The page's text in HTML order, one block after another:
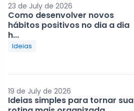
23 de July de 2026
Como desenvolver novos
hábitos positivos no dia a dia
h...
Ideias
19 de July de 2026
Ideias simples para tornar sua